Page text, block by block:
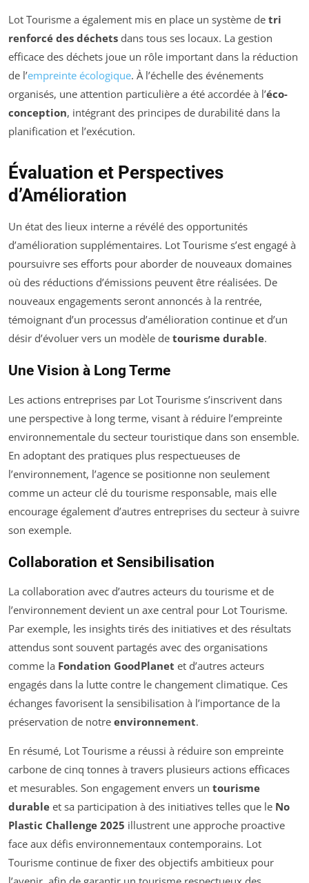
Lot Tourisme a également mis en place un système de tri
renforcé des déchets dans tous ses locaux. La gestion
efficace des déchets joue un rôle important dans la réduction
de l’empreinte écologique. À l’échelle des événements
organisés, une attention particulière a été accordée à l’éco-
conception, intégrant des principes de durabilité dans la
planification et l’exécution.
Évaluation et Perspectives
d’Amélioration
Un état des lieux interne a révélé des opportunités
d’amélioration supplémentaires. Lot Tourisme s’est engagé à
poursuivre ses efforts pour aborder de nouveaux domaines
où des réductions d’émissions peuvent être réalisées. De
nouveaux engagements seront annoncés à la rentrée,
témoignant d’un processus d’amélioration continue et d’un
désir d’évoluer vers un modèle de tourisme durable.
Une Vision à Long Terme
Les actions entreprises par Lot Tourisme s’inscrivent dans
une perspective à long terme, visant à réduire l’empreinte
environnementale du secteur touristique dans son ensemble.
En adoptant des pratiques plus respectueuses de
l’environnement, l’agence se positionne non seulement
comme un acteur clé du tourisme responsable, mais elle
encourage également d’autres entreprises du secteur à suivre
son exemple.
Collaboration et Sensibilisation
La collaboration avec d’autres acteurs du tourisme et de
l’environnement devient un axe central pour Lot Tourisme.
Par exemple, les insights tirés des initiatives et des résultats
attendus sont souvent partagés avec des organisations
comme la Fondation GoodPlanet et d’autres acteurs
engagés dans la lutte contre le changement climatique. Ces
échanges favorisent la sensibilisation à l’importance de la
préservation de notre environnement.
En résumé, Lot Tourisme a réussi à réduire son empreinte
carbone de cinq tonnes à travers plusieurs actions efficaces
et mesurables. Son engagement envers un tourisme
durable et sa participation à des initiatives telles que le No
Plastic Challenge 2025 illustrent une approche proactive
face aux défis environnementaux contemporains. Lot
Tourisme continue de fixer des objectifs ambitieux pour